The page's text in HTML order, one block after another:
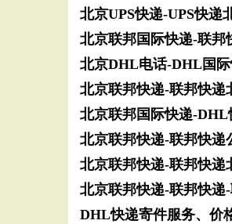
北京UPS快递-UPS快递
北京联邦国际快递-联
北京DHL电话-DHL国
北京联邦快递-联邦快递
北京联邦国际快递-
北京联邦快递-联邦快递
北京联邦快递-联邦快递
北京联邦快递-联邦快递
DHL快递寄件服务、价